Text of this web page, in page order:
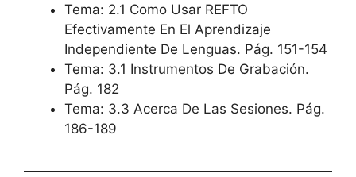
Tema: 2.1 Como Usar REFTO
Efectivamente En El Aprendizaje
Independiente De Lenguas. Pág. 151-154
Tema: 3.1 Instrumentos De Grabación.
Pág. 182
Tema: 3.3 Acerca De Las Sesiones. Pág.
186-189